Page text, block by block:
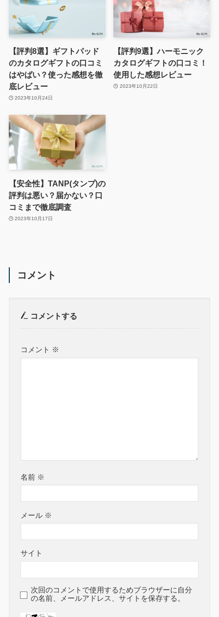
【評判8選】ギフトパッド
のカタログギフトの口コミ
はやばい？使った感想を徹
底レビュー
2023年10月24日
【評判9選】ハーモニック
カタログギフトの口コミ！
使用した感想レビュー
2023年10月22日
【安全性】TANP(タンプ)の
評判は悪い？届かない？口
コミまで徹底調査
2023年10月17日
コメント
コメントする
コメント ※
名前 ※
メール ※
サイト
次回のコメントで使用するためブラウザーに自分
の名前、メールアドレス、サイトを保存する。